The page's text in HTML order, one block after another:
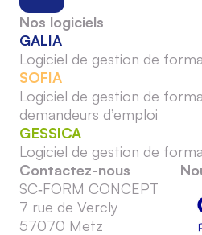
Nos logiciels
GALIA
Logiciel de gestion de
SOFIA
Logiciel de gestion de
demandeurs d’emploi
GESSICA
Logiciel de gestion de
Contactez-nous
SC‑FORM CONCEPT
7 rue de Vercly
57070 Metz